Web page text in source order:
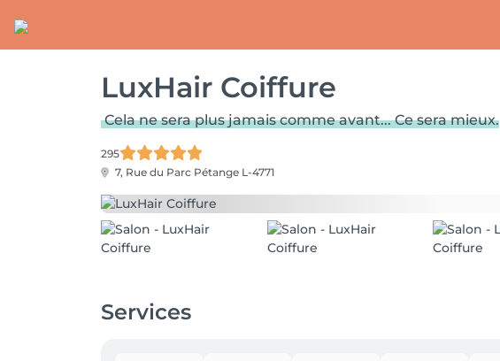
LuxHair Coiffure
Cela ne sera plus jamais comme avant... Ce sera mieux.
295
7, Rue du Parc Pétange L-4771
Services